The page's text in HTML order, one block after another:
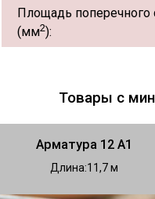
Площадь поперечного
(мм2):
Товары с
Арматура 12 А1
Длина 11,7